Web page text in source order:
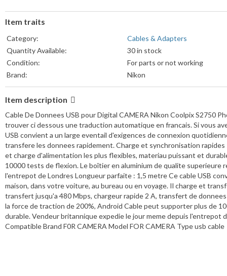
Item traits
Category:
Cables & Adapters
Quantity Available:
30 in stock
Condition:
For parts or not working
Brand:
Nikon
Item description
Cable De Donnees USB pour Digital CAMERA Nikon Coolpix S2750
trouver ci dessous une traduction automatique en francais. Si vous
USB convient a un large eventail d'exigences de connexion
transfere les donnees rapidement. Charge et synchronisation
et charge d'alimentation les plus flexibles, materiau puissant et
10000 tests de flexion. Le boîtier en aluminium de qualite superieure
l'entrepot de Londres Longueur parfaite : 1,5 metre Ce cable USB
maison, dans votre voiture, au bureau ou en voyage. Il charge et
transfert jusqu'a 480 Mbps, chargeur rapide 2 A, transfert de
la force de traction de 200%, Android Cable peut supporter plus de
durable. Vendeur britannique expedie le jour meme depuis l'entrepot
Compatible Brand F0R CAMERA Model FOR CAMERA Type usb cable